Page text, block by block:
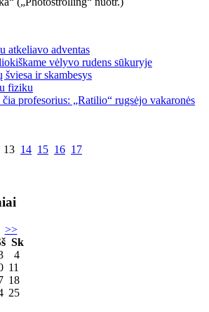
atkeliavo adventas
vėlyvo rudens sūkuryje
šviesa ir skambesys
fiziku
profesorius: „Ratilio“ rugsėjo vakaronės
13 14 15 16 17
>>
Sk
4
11
18
25